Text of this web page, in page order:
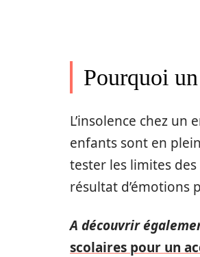
Pourquoi
L’insolence chez
enfants sont en
tester les limites
résultat d’émotions
A découvrir
scolaires pour un